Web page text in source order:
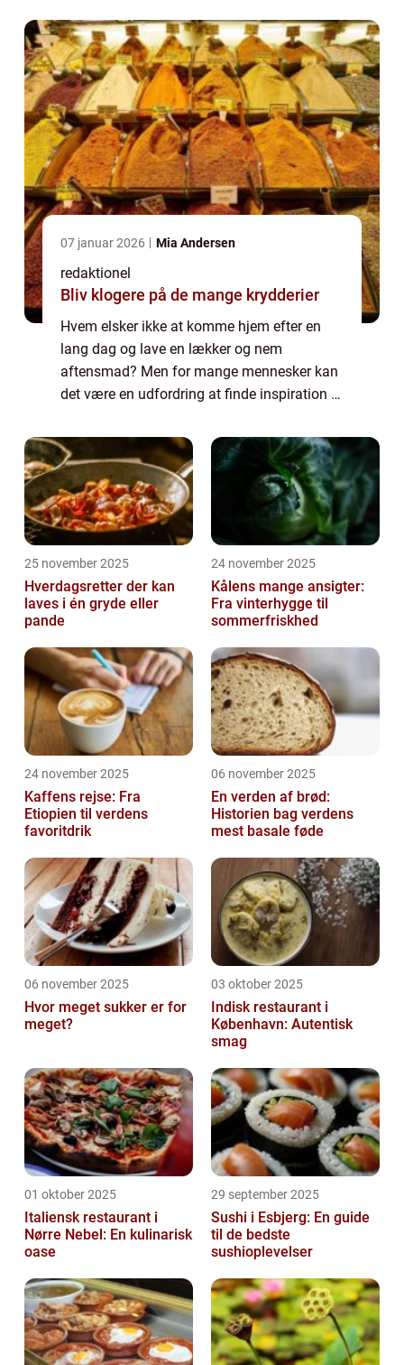
07 januar 2026 Mia Andersen
redaktionel
Bliv klogere på de mange krydderier
Hvem elsker ikke at komme hjem efter en
lang dag og lave en lækker og nem
aftensmad? Men for mange mennesker kan
det være en udfordring at finde inspiration til
at tilberede. I denne artikel vil vi dykke ne...
25 november 2025
Hverdagsretter der kan
laves i én gryde eller
pande
24 november 2025
Kålens mange ansigter:
Fra vinterhygge til
sommerfriskhed
24 november 2025
Kaffens rejse: Fra
Etiopien til verdens
favoritdrik
06 november 2025
En verden af brød:
Historien bag verdens
mest basale føde
06 november 2025
Hvor meget sukker er for
meget?
03 oktober 2025
Indisk restaurant i
København: Autentisk
smag
01 oktober 2025
Italiensk restaurant i
Nørre Nebel: En kulinarisk
oase
29 september 2025
Sushi i Esbjerg: En guide
til de bedste
sushioplevelser